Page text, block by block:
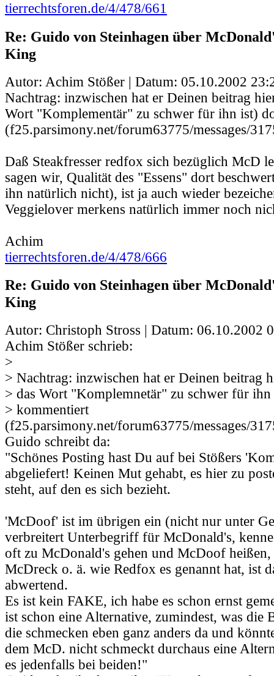
tierrechtsforen.de/4/478/661
Re: Guido von Steinhagen über
King
Autor: Achim Stößer | Datum: 05.10.2002
Nachtrag: inzwischen hat er Deinen beitrag
Wort "Komplementär" zu schwer für ihn ist)
(f25.parsimony.net/forum63775/messages/
Daß Steakfresser redfox sich bezüglich McD
sagen wir, Qualität des "Essens" dort
ihn natürlich nicht), ist ja auch wieder
Veggielover merkens natürlich immer noch
Achim
tierrechtsforen.de/4/478/666
Re: Guido von Steinhagen über
King
Autor: Christoph Stross | Datum: 06.10.2002
Achim Stößer schrieb:
>
> Nachtrag: inzwischen hat er Deinen beitrag
> das Wort "Komplemnetär" zu schwer für
> kommentiert
(f25.parsimony.net/forum63775/messages/
Guido schreibt da:
"Schönes Posting hast Du auf bei Stößers
abgeliefert! Keinen Mut gehabt, es hier zu
steht, auf den es sich bezieht.
'McDoof' ist im übrigen ein (nicht nur unter
verbreitert Unterbegriff für McDonald's,
oft zu McDonald's gehen und McDoof
McDreck o. ä. wie Redfox es genannt hat, ist
abwertend.
Es ist kein FAKE, ich habe es schon ernst
ist schon eine Alternative, zumindest, was die
die schmecken eben ganz anders da und
dem McD. nicht schmeckt durchaus eine
es jedenfalls bei beiden!"